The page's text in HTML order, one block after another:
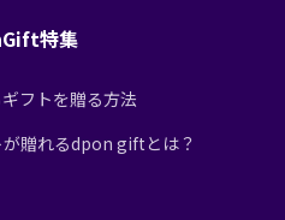
特集
フトを贈る方法
贈れるdpon giftとは？